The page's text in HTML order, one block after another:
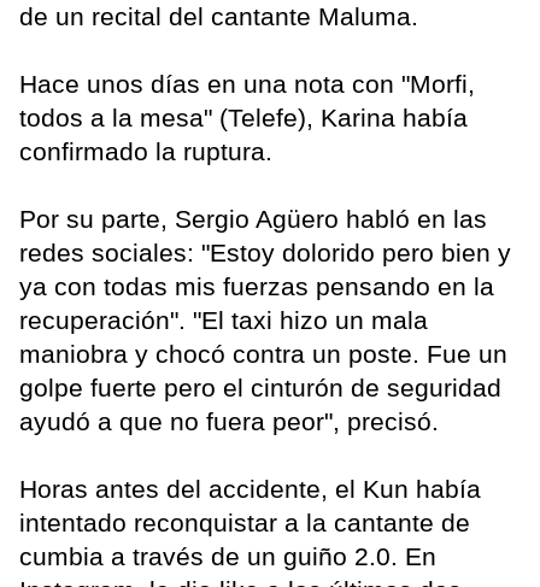
de un recital del cantante Maluma.
Hace unos días en una nota con "Morfi,
todos a la mesa" (Telefe), Karina había
confirmado la ruptura.
Por su parte, Sergio Agüero habló en las
redes sociales: "Estoy dolorido pero bien y
ya con todas mis fuerzas pensando en la
recuperación". "El taxi hizo un mala
maniobra y chocó contra un poste. Fue un
golpe fuerte pero el cinturón de seguridad
ayudó a que no fuera peor", precisó.
Horas antes del accidente, el Kun había
intentado reconquistar a la cantante de
cumbia a través de un guiño 2.0. En